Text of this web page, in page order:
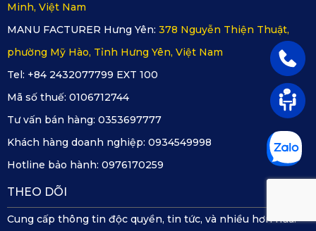
Minh, Việt Nam
MANU FACTURER Hưng Yên: 378 Nguyễn Thiện Thuật,
phường Mỹ Hào, Tỉnh Hưng Yên, Việt Nam
Tel: +84 2432077799 EXT 100
Mã số thuế: 0106712744
Tư vấn bán hàng: 0353697777
Khách hàng doanh nghiệp: 0934549998
Hotline bảo hành: 0976170259
THEO DÕI
Cung cấp thông tin độc quyền, tin tức, và nhiều hơn nữa.